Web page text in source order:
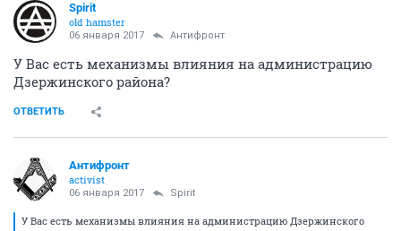
Spirit
old hamster
06 января 2017 Антифронт
У Вас есть механизмы влияния на администрацию
Дзержинского района?
ОТВЕТИТЬ
Антифронт
activist
06 января 2017 Spirit
У Вас есть механизмы влияния на администрацию Дзержинского